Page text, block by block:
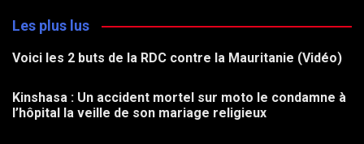
Les plus lus
Voici les 2 buts de la RDC contre la Mauritanie (Vidéo)
Kinshasa : Un accident mortel sur moto le condamne à
l’hôpital la veille de son mariage religieux